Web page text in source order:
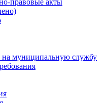
правовые акты
на муниципальную службу